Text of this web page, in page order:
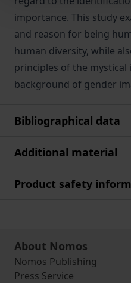
importance. This study
and reason for being
human diversity, while
principles of the
background of gender
Bibliographical data
Additional material
Product safety
About Nomos
Nomos Publishing
Press Service